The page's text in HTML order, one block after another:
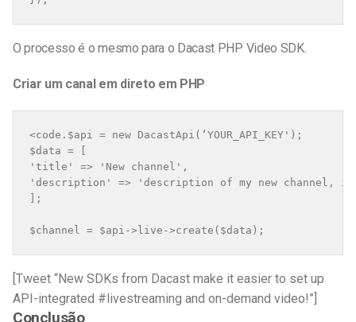
O processo é o mesmo para o Dacast PHP Video SDK.
Criar um canal em direto em PHP
<code.$api = new DacastApi(‘YOUR_API_KEY');
$data = [
'title' => 'New channel',
'description' => 'description of my new channel,
];
[Tweet “New SDKs from Dacast make it easier to set up
API-integrated #livestreaming and on-demand video!”]
Conclusão